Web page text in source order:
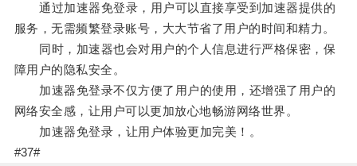
通过加速器免登录，用户可以直接享受到加速器提供的
服务，无需频繁登录账号，大大节省了用户的时间和精力。
同时，加速器也会对用户的个人信息进行严格保密，保
障用户的隐私安全。
加速器免登录不仅方便了用户的使用，还增强了用户的
网络安全感，让用户可以更加放心地畅游网络世界。
加速器免登录，让用户体验更加完美！。
#37#